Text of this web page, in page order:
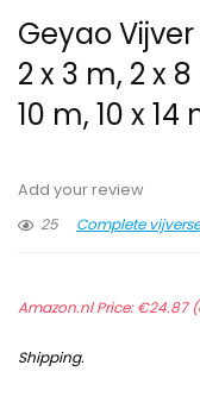
Geyao Vijver
2 x 3 m, 2 x
10 m, 10 x
Add your review
25
Complete
Amazon.nl Price:€24.87
Shipping.